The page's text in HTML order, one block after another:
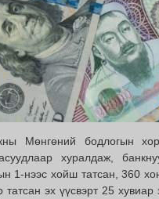
Мөнгөний бодлогын
хуралдаж,
1-нээс хойш татсан, 360
татсан эх үүсвэрт 25